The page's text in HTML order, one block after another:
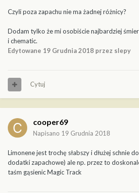
Czyli poza zapachu nie ma żadnej różnicy?
Dodam tylko że mi osobiście najbardziej
i chematic.
Edytowane 19 Grudnia 2018 przez slepy
Cytuj
cooper69
Napisano 19 Grudnia 2018
Limonene jest trochę słabszy i dłużej schnie
dodatki zapachowe) ale np. przez to
taśm gąsienic Magic Track